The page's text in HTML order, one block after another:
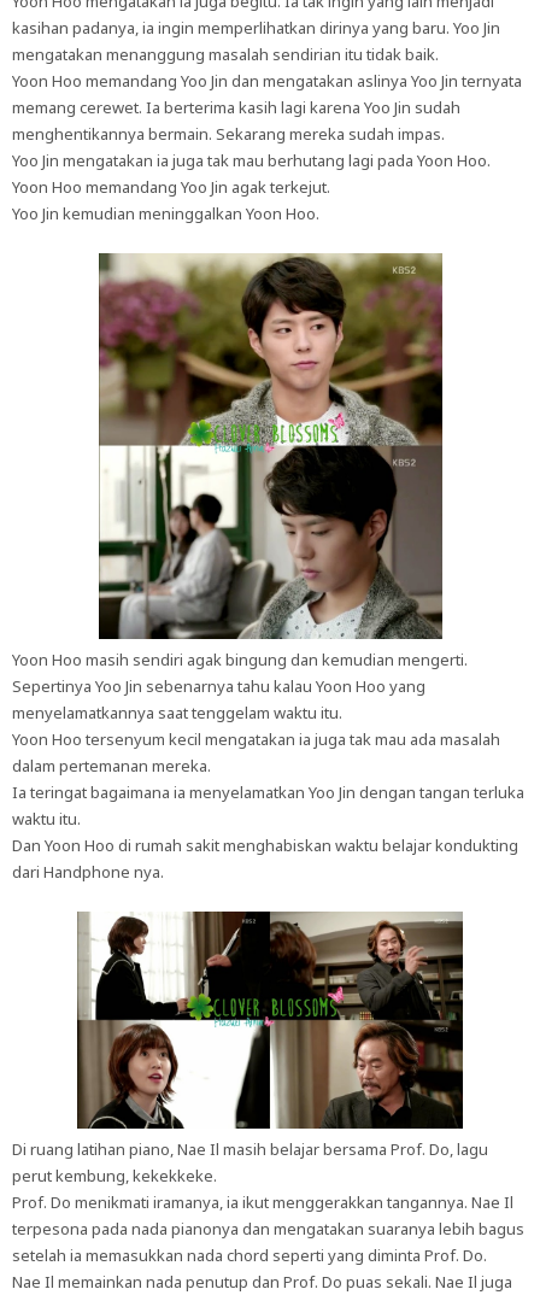
kasihan padanya, ia ingin memperlihatkan dirinya yang baru. Yoo Jin
mengatakan menanggung masalah sendirian itu tidak baik.
Yoon Hoo memandang Yoo Jin dan mengatakan aslinya Yoo Jin ternyata
memang cerewet. Ia berterima kasih lagi karena Yoo Jin sudah
menghentikannya bermain. Sekarang mereka sudah impas.
Yoo Jin mengatakan ia juga tak mau berhutang lagi pada Yoon Hoo.
Yoon Hoo memandang Yoo Jin agak terkejut.
Yoo Jin kemudian meninggalkan Yoon Hoo.
Yoon Hoo masih sendiri agak bingung dan kemudian mengerti.
Sepertinya Yoo Jin sebenarnya tahu kalau Yoon Hoo yang
menyelamatkannya saat tenggelam waktu itu.
Yoon Hoo tersenyum kecil mengatakan ia juga tak mau ada masalah
dalam pertemanan mereka.
Ia teringat bagaimana ia menyelamatkan Yoo Jin dengan tangan terluka
waktu itu.
Dan Yoon Hoo di rumah sakit menghabiskan waktu belajar kondukting
dari Handphone nya.
Di ruang latihan piano, Nae Il masih belajar bersama Prof. Do, lagu
perut kembung, kekekkeke.
Prof. Do menikmati iramanya, ia ikut menggerakkan tangannya. Nae Il
terpesona pada nada pianonya dan mengatakan suaranya lebih bagus
setelah ia memasukkan nada chord seperti yang diminta Prof. Do.
Nae Il memainkan nada penutup dan Prof. Do puas sekali. Nae Il juga